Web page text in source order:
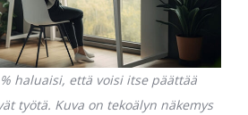
haluaisi, että voisi itse päättää
työtä. Kuva on tekoälyn näkemys